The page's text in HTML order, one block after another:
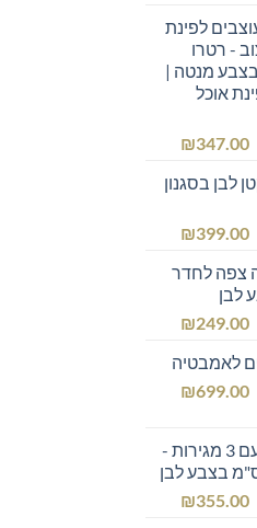
₪600.00.
₪569.00.לפינת
- רטרו
מנטה |
אוכל
המחיר
היה:
₪347.00
המחיר
הוא:
לבן בסגנון
המחיר
היה:
₪449.00.
₪399.00
המחיר
הוא:צפה לחדר
לבן
המחיר
היה:
₪300.00.
₪249.00
המחיר
הוא:
₪249.00.
לאמבטיה
המחיר
₪700.00.
₪699.00
המחיר
₪699.00.שידת צד עם 3 מגירות -
המחיר ₪355.00
המחיר